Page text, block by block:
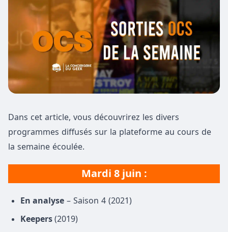
Dans cet article, vous découvrirez les divers
programmes diffusés sur la plateforme au cours de
la semaine écoulée.
Mardi 8 juin :
En analyse – Saison 4 (2021)
Keepers (2019)